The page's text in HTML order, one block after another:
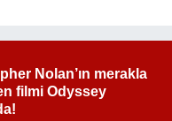
Nolan’ın merakla
filmi Odyssey